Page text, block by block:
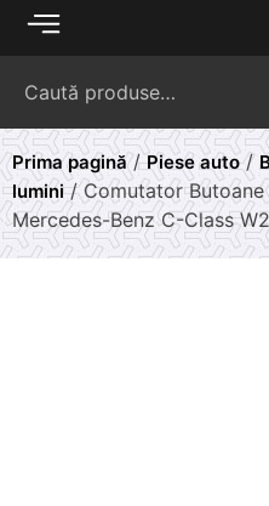
Skip
Prima pagină/Piese auto/
lumini/ Comutator Butoane
Mercedes-Benz C-Class